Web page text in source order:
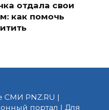
отдала свои
как помочь
СМИ PNZ.RU |
портал | Для